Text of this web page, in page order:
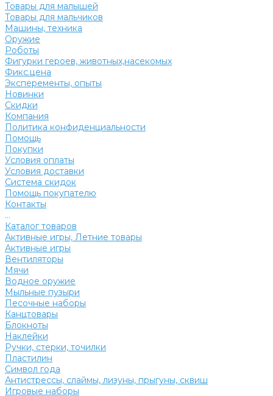
Товары для малышей
Товары для мальчиков
Машины, техника
Оружие
Роботы
Фигурки героев, животных,насекомых
Фикс.цена
Эксперементы, опыты
Новинки
Скидки
Компания
Политика конфиденциальности
Помощь
Покупки
Условия оплаты
Условия доставки
Система скидок
Помощь покупателю
Контакты
...
Каталог товаров
Активные игры, Летние товары
Активные игры
Вентиляторы
Мячи
Водное оружие
Мыльные пузыри
Песочные наборы
Канцтовары
Блокноты
Наклейки
Ручки, стерки, точилки
Пластилин
Символ года
Антистрессы, слаймы, лизуны, прыгуны, сквиш
Игровые наборы